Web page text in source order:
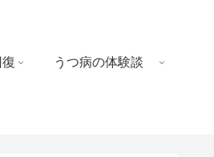
うつ病の体験談